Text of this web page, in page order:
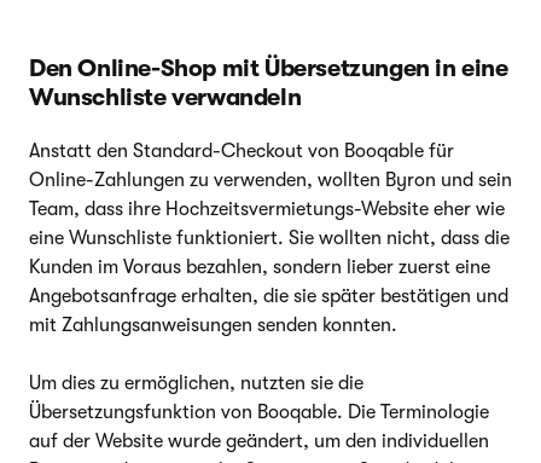
Den Online-Shop mit Übersetzungen in eine
Wunschliste verwandeln
Anstatt den Standard-Checkout von Booqable für
Online-Zahlungen zu verwenden, wollten Byron und sein
Team, dass ihre Hochzeitsvermietungs-Website eher wie
eine Wunschliste funktioniert. Sie wollten nicht, dass die
Kunden im Voraus bezahlen, sondern lieber zuerst eine
Angebotsanfrage erhalten, die sie später bestätigen und
mit Zahlungsanweisungen senden konnten.
Um dies zu ermöglichen, nutzten sie die
Übersetzungsfunktion von Booqable. Die Terminologie
auf der Website wurde geändert, um den individuellen